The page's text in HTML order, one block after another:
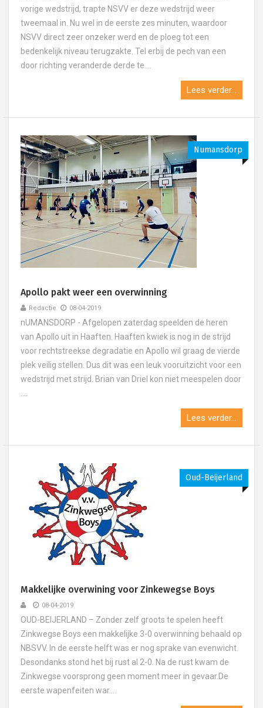
vorige wedstrijd, trapte NSVV er deze wedstrijd weer
tweemaal in. Nu wel in de eerste zes minuten, waardoor
NSVV direct zeer onzeker werd en de ploeg tot een
bedenkelijk niveau terugzakte. Tel erbij de pech van een
door richting veranderde derde te....
Lees verder...
Numansdorp
Apollo pakt weer een overwinning
Redactie 08-04-2019
nUMANSDORP - Afgelopen zaterdag speelden de heren
van Apollo uit in Haaften. Haaften kwiek is nog in de strijd
voor rechtstreekse degradatie en Apollo wil graag de vierde
plek veilig stellen. Dus dit was een leuk vooruitzicht voor een
wedstrijd met strijd. Brian van Driel kon niet meespelen door
Lees verder...
Oud-Beijerland
Makkelijke overwining voor Zinkewegse Boys
08-04-2019
OUD-BEIJERLAND – Zonder zelf groots te spelen heeft
Zinkwegse Boys een makkelijke 3-0 overwinning behaald op
NBSVV. In de eerste helft was er nog sprake van evenwicht.
Desondanks stond het bij rust al 2-0. Na de rust kwam de
Zinkwegse voorsprong geen moment meer in gevaar.De
eerste wapenfeiten war....